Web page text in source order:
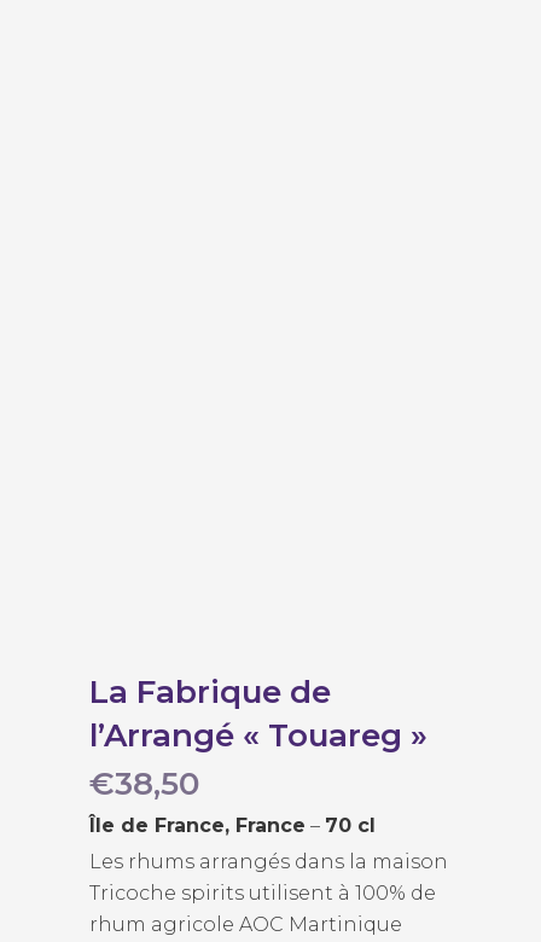
La Fabrique de
l’Arrangé « Touareg »
€38,50
Île de France, France – 70 cl
Les rhums arrangés dans la maison
Tricoche spirits utilisent à 100% de
rhum agricole AOC Martinique